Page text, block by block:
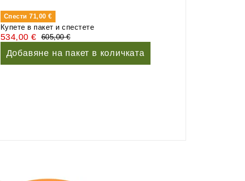
Спести 71,00 €
Купете в пакет и спестете
534,00 € 605,00 €
Добавяне на пакет в количката